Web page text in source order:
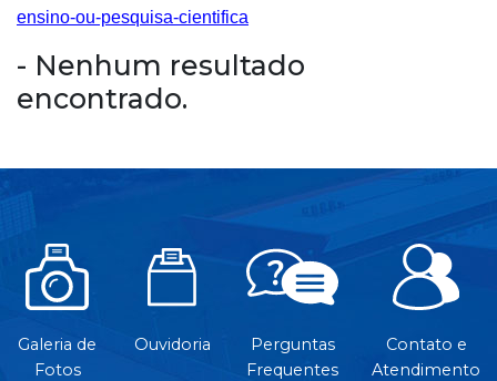
ensino-ou-pesquisa-cientifica
- Nenhum resultado
encontrado.
Galeria de
Fotos
Ouvidoria
Perguntas
Frequentes
Contato e
Atendimento